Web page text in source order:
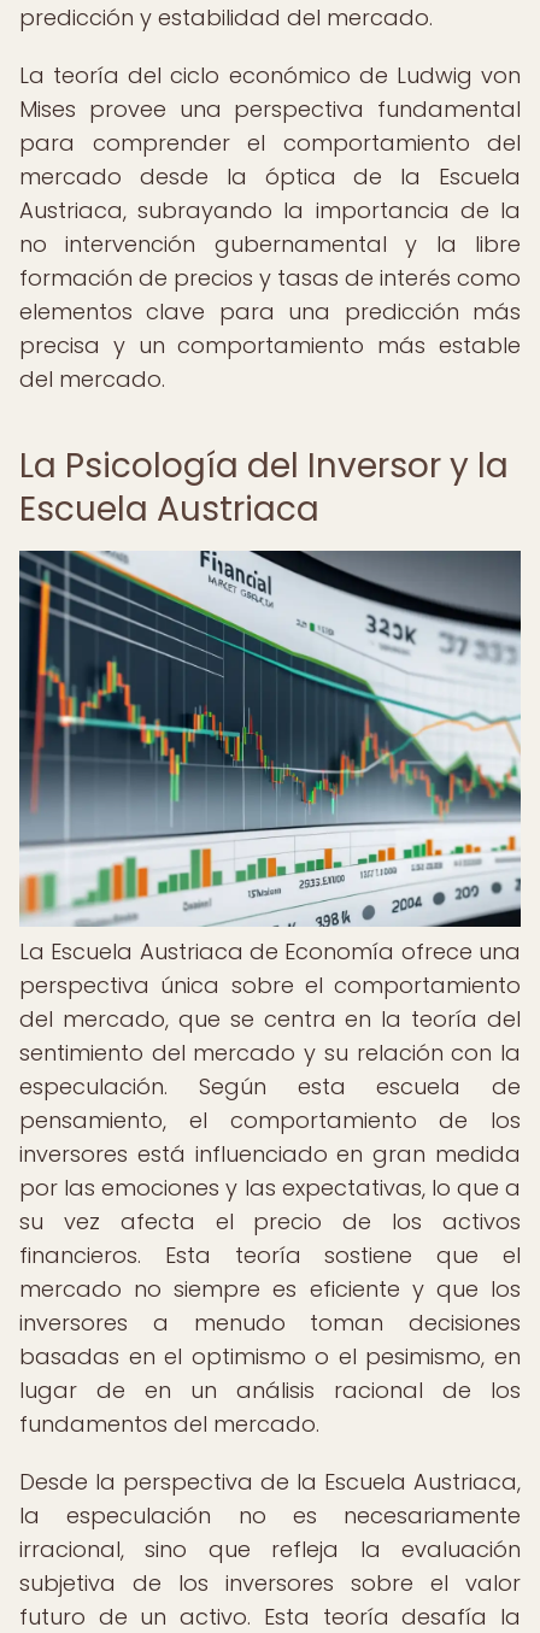
predicción y estabilidad del mercado.
La teoría del ciclo económico de Ludwig von
Mises provee una perspectiva fundamental
para comprender el comportamiento del
mercado desde la óptica de la Escuela
Austriaca, subrayando la importancia de la
no intervención gubernamental y la libre
formación de precios y tasas de interés como
elementos clave para una predicción más
precisa y un comportamiento más estable
del mercado.
La Psicología del Inversor y la
Escuela Austriaca
La Escuela Austriaca de Economía ofrece una
perspectiva única sobre el comportamiento
del mercado, que se centra en la teoría del
sentimiento del mercado y su relación con la
especulación. Según esta escuela de
pensamiento, el comportamiento de los
inversores está influenciado en gran medida
por las emociones y las expectativas, lo que a
su vez afecta el precio de los activos
financieros. Esta teoría sostiene que el
mercado no siempre es eficiente y que los
inversores a menudo toman decisiones
basadas en el optimismo o el pesimismo, en
lugar de en un análisis racional de los
fundamentos del mercado.
Desde la perspectiva de la Escuela Austriaca,
la especulación no es necesariamente
irracional, sino que refleja la evaluación
subjetiva de los inversores sobre el valor
futuro de un activo. Esta teoría desafía la